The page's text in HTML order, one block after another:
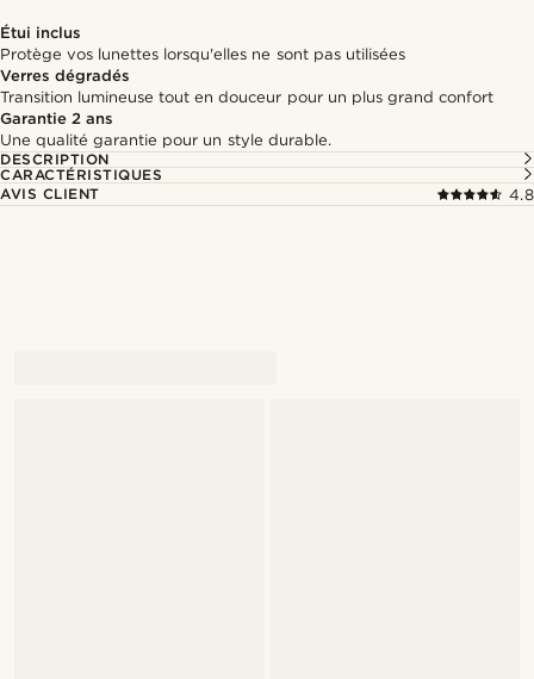
Étui inclus
Protège vos lunettes lorsqu'elles ne sont pas utilisées
Verres dégradés
Transition lumineuse tout en douceur pour un plus grand confort
Garantie 2 ans
Une qualité garantie pour un style durable.
DESCRIPTION
CARACTÉRISTIQUES
AVIS CLIENT
4.8